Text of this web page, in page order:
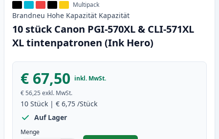
Multipack
Brandneu Hohe Kapazität Kapazität
10 stück Canon PGI-570XL & CLI-571XL
XL tintenpatronen (Ink Hero)
€ 67,50 inkl. MwSt.
€ 56,25 exkl. MwSt.
10 Stück | € 6,75 /Stück
Auf Lager
Menge